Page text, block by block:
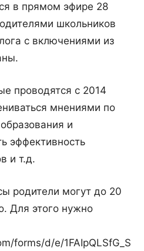
в прямом эфире 28
школьников
с включениями из
проводятся с 2014
мнениями по
и
эффективность
и т.д.
родители могут до 20
Для этого нужно
forms/d/e/1FAIpQLSfG_S